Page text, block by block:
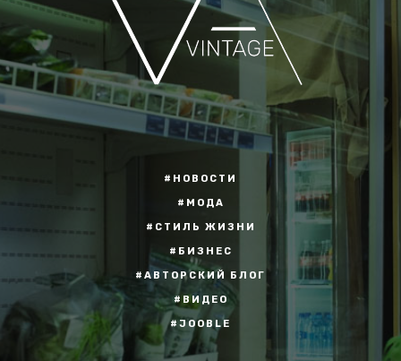
#НОВОСТИ
#МОДА
#СТИЛЬ ЖИЗНИ
#БИЗНЕС
#АВТОРСКИЙ БЛОГ
#ВИДЕО
#JOOBLE